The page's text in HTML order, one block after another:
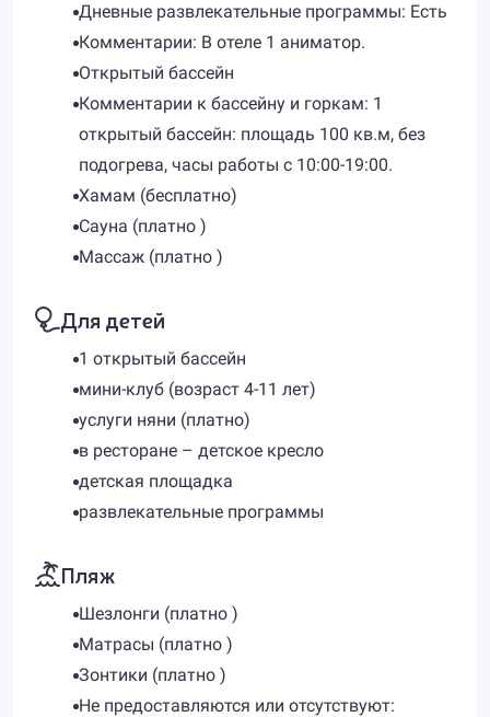
Дневные развлекательные программы: Есть
Комментарии: В отеле 1 аниматор.
Открытый бассейн
Комментарии к бассейну и горкам: 1
открытый бассейн: площадь 100 кв.м, без
подогрева, часы работы с 10:00-19:00.
Хамам (бесплатно)
Сауна (платно )
Массаж (платно )
Для детей
1 открытый бассейн
мини-клуб (возраст 4-11 лет)
услуги няни (платно)
в ресторане – детское кресло
детская площадка
развлекательные программы
Пляж
Шезлонги (платно )
Матрасы (платно )
Зонтики (платно )
Не предоставляются или отсутствуют: